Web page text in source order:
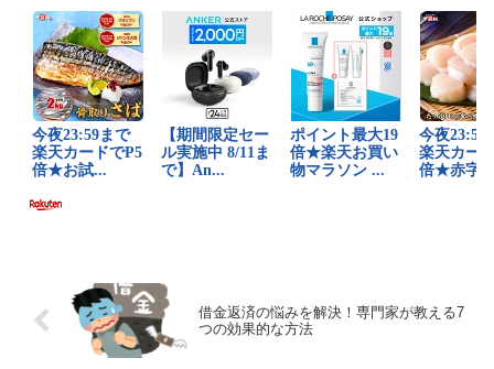
借金返済の悩みを解決！専門家が教える7
つの効果的な方法